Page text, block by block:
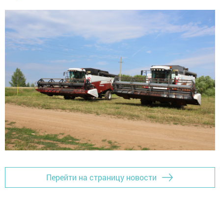
Перейти на страницу новости